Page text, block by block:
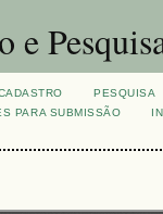
PESQUISA
PARA SUBMISSÃO